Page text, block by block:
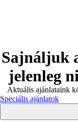
Sajnáljuk
jelenleg
Aktuális ajánlataink
Speciális ajánlatok